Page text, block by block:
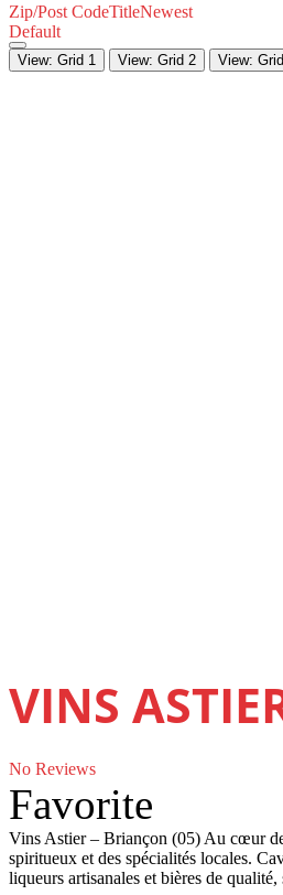
Zip/Post CodeTitleNewest
Default
View: Grid 1 View: Grid 2 View:
VINS
No Reviews
Favorite
Vins Astier – Briançon (05) Au cœur
spiritueux et des spécialités locales.
liqueurs artisanales et bières de